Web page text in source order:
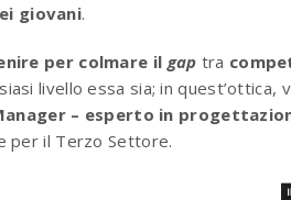
giovani.
per colmare il gap tra
livello essa sia; in quest’ottica,
– esperto in
per il Terzo Settore.